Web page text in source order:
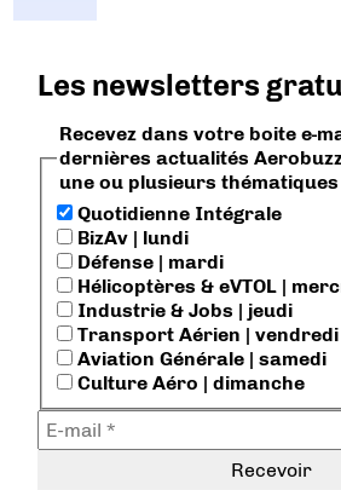
Les newsletters
Recevez dans votre boite e-
dernières actualités
une ou plusieurs
Quotidienne Intégrale
BizAv | lundi
Défense | mardi
Hélicoptères & eVTOL |
Industrie & Jobs | jeudi
Transport Aérien | vendredi
Aviation Générale | samedi
Culture Aéro | dimanche